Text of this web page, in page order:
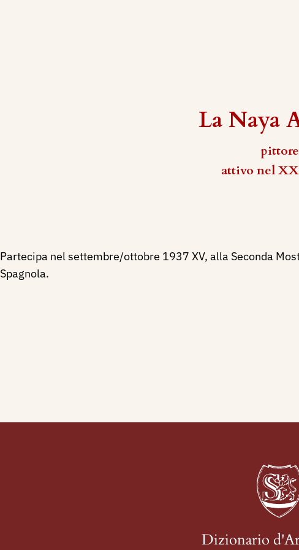
La Naya
pittore
attivo nel
Partecipa nel settembre/ottobre 1937 XV, alla Seconda
Spagnola.
Dizionario